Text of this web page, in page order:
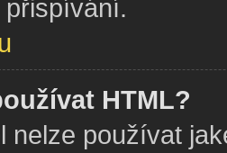
HTML?
nelze používat